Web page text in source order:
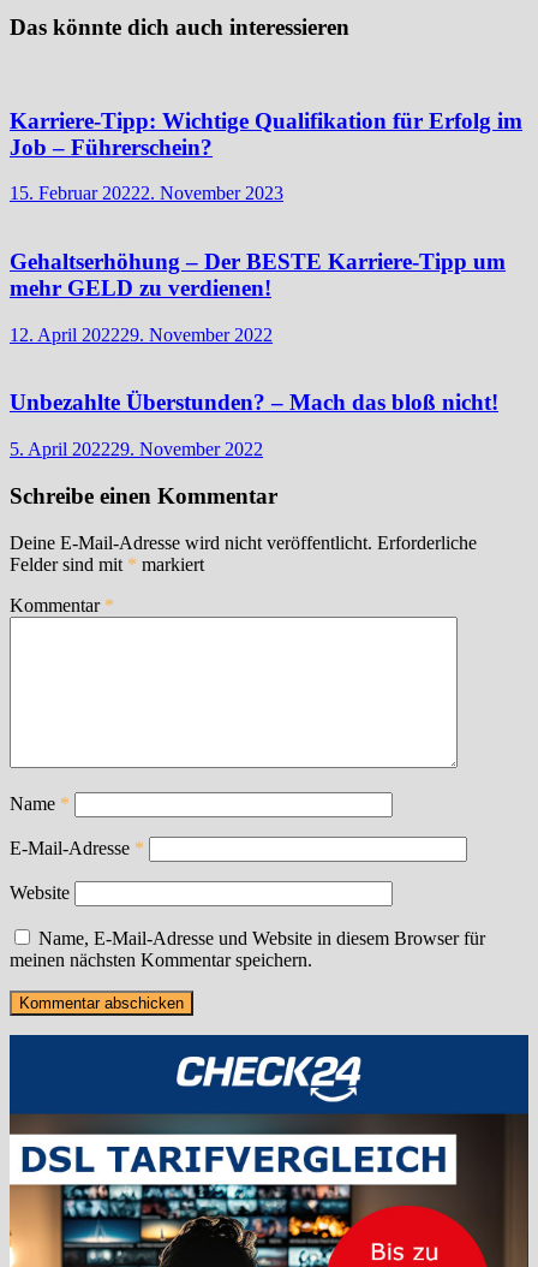
Das könnte dich auch interessieren
Karriere-Tipp: Wichtige Qualifikation für Erfolg im
Job – Führerschein?
15. Februar 20222. November 2023
Gehaltserhöhung – Der BESTE Karriere-Tipp um
mehr GELD zu verdienen!
12. April 202229. November 2022
Unbezahlte Überstunden? – Mach das bloß nicht!
5. April 202229. November 2022
Schreibe einen Kommentar
Deine E-Mail-Adresse wird nicht veröffentlicht. Erforderliche
Felder sind mit * markiert
Kommentar *
Name *
E-Mail-Adresse *
Website
Name, E-Mail-Adresse und Website in diesem Browser für
meinen nächsten Kommentar speichern.